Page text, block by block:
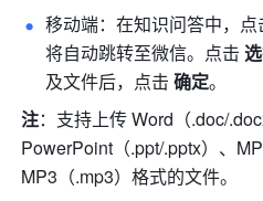
移动端：在知识问答中，
将自动跳转至微信。点击
及文件后，点击 确定。
注：支持上传 Word（.doc/
PowerPoint（.ppt/.pptx）、
MP3（.mp3）格式的文件。